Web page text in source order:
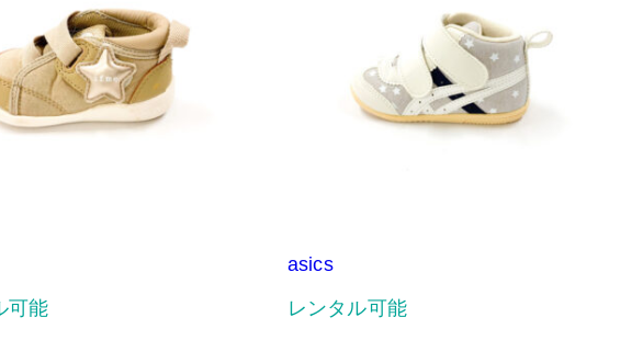
可能
asics
レンタル可能